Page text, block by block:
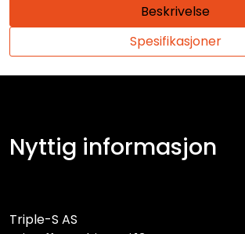
Beskrivelse
Spesifikasjoner
Nyttig informasjon
Triple-S AS